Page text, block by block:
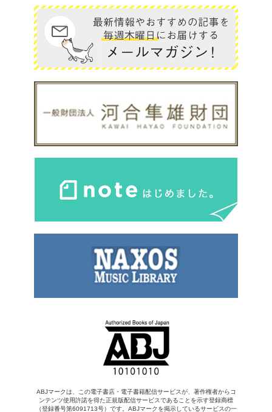
ABJマークは、この電子書店・電子書籍配信サービスが、著作権者からコ
ンテンツ使用許諾を得た正規版配信サービスであることを示す登録商標
（登録番号第6091713号）です。ABJマークを掲示しているサービスの一